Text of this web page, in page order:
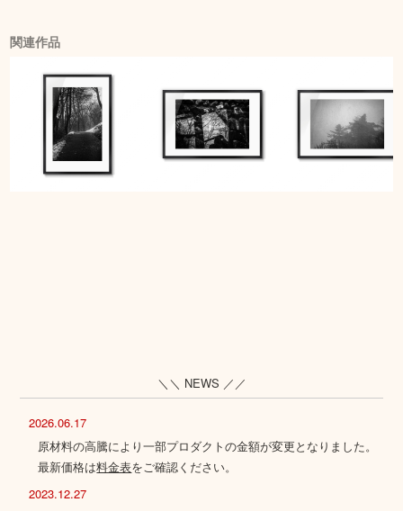
関連作品
＼＼ NEWS ／／
2026.06.17
原材料の高騰により一部プロダクトの金額が変更となりました。
最新価格は料金表をご確認ください。
2023.12.27